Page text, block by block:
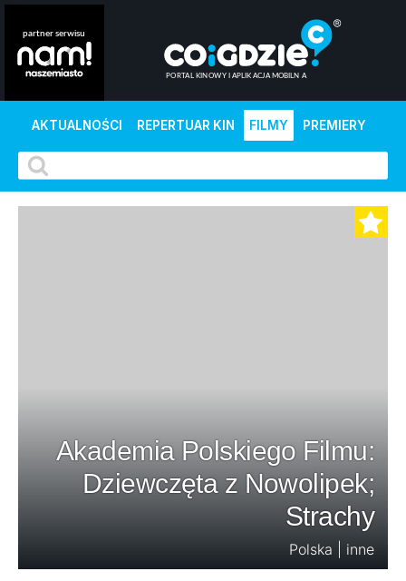
AKTUALNOŚCI REPERTUAR KIN FILMY PREMIERY
Akademia Polskiego Filmu:
Dziewczęta z Nowolipek;
Strachy
Polska | inne